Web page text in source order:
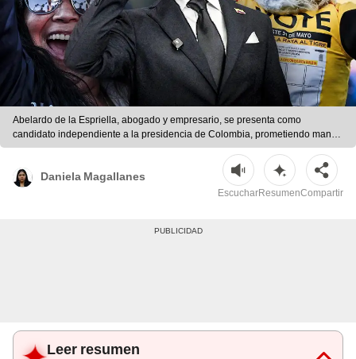
Abelardo de la Espriella, abogado y empresario, se presenta como
candidato independiente a la presidencia de Colombia, prometiendo mano
dura contra el crimen y una reducción del Estado del 40% | Foto:
Daniela Magallanes
EscucharResumenCompartir
Leer resumen